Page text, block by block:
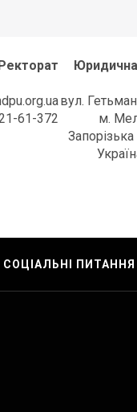
61-372
вул.
м.
СОЦІАЛЬНІ ПИТАННЯ